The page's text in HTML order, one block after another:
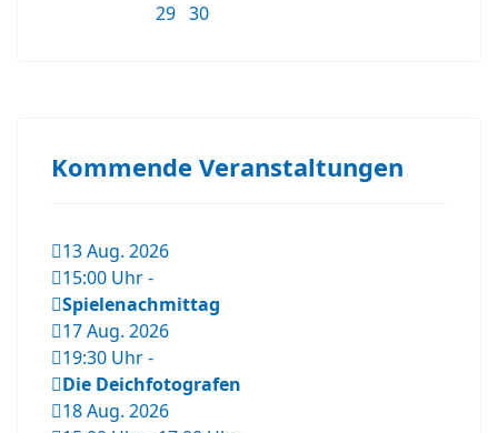
29 30
Kommende Veranstaltungen
13 Aug. 2026
15:00 Uhr-
Spielenachmittag
17 Aug. 2026
19:30 Uhr-
Die Deichfotografen
18 Aug. 2026